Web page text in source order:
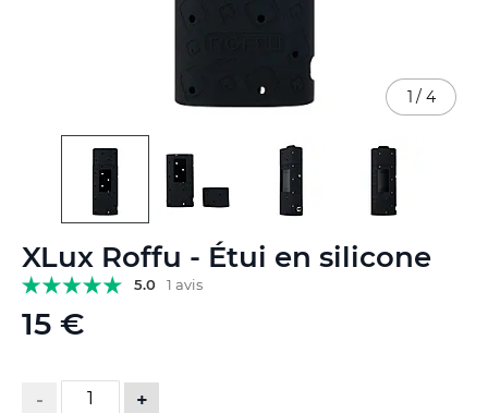
XLux Roffu - Étui en silicone
5.0 1 avis
15 €
- +
1 / 4
to
the
beginning
of
gallery